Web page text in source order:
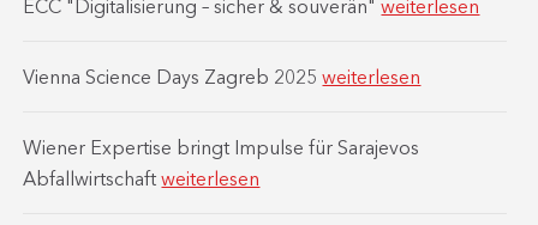
ECC "Digitalisierung – sicher & souverän"weiterlesen
Vienna Science Days Zagreb 2025weiterlesen
Wiener Expertise bringt Impulse für Sarajevos
Abfallwirtschaftweiterlesen